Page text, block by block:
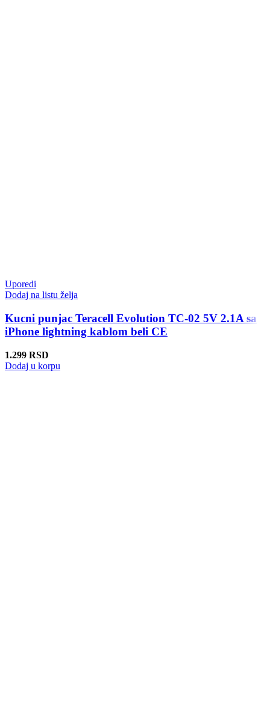
Uporedi
Dodaj na listu želja
Kucni punjac Teracell Evolution TC-02 5V 2.1A sa
iPhone lightning kablom beli CE
1.299 RSD
Dodaj u korpu